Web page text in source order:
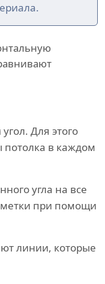
Для этого
потолка в каждом
угла на все
метки при помощи
линии, которые